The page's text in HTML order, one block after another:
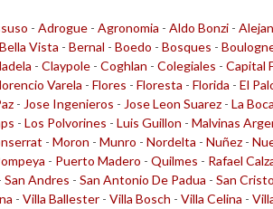
- Adrogue - Agronomia - Aldo Bonzi -
Bella Vista - Bernal - Boedo - Bosques -
- Claypole - Coghlan - Colegiales - Capital
Varela - Flores - Floresta - Florida - El
- Jose Ingenieros - Jose Leon Suarez - La Boca
- Los Polvorines - Luis Guillon - Malvinas
- Moron - Munro - Nordelta - Nuñez -
- Puerto Madero - Quilmes - Rafael
San Andres - San Antonio De Padua - San
- Villa Ballester - Villa Bosch - Villa Celina -